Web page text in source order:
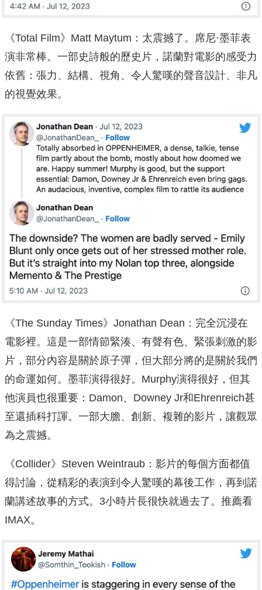
《Total Film》Matt Maytum：太震撼了。席尼·墨菲表
演非常棒。一部史詩般的歷史片，諾蘭對電影的感受力
依舊：張力、結構、視角、令人驚嘆的聲音設計、非凡
的視覺效果。
《The Sunday Times》Jonathan Dean：完全沉浸在
電影裡。這是一部情節緊湊、有聲有色、緊張刺激的影
片，部分內容是關於原子彈，但大部分將的是關於我們
的命運如何。墨菲演得很好。Murphy演得很好，但其
他演員也很重要：Damon、Downey Jr和Ehrenreich甚
至還插科打諢。一部大膽、創新、複雜的影片，讓觀眾
為之震撼。
《Collider》Steven Weintraub：影片的每個方面都值
得討論，從精彩的表演到令人驚嘆的幕後工作，再到諾
蘭講述故事的方式。3小時片長很快就過去了。推薦看
IMAX。